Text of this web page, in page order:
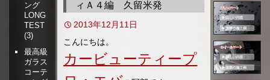
ィＡ４編 久留米発
2013年12月11日
こんにちは。
カービューティープ
ング
LONG
TEST
(3)
最高級
ガラス
コーテ